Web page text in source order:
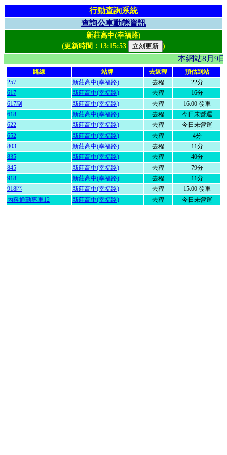
行動查詢系統
查詢公車動態資訊
新莊高中(幸福路)
(更新時間： 13:15:53 )
本網站8月9
路線 站牌 去返程
預估到站
257
新莊高中(幸福路) 去程
22分
617
新莊高中(幸福路) 去程
16分
617副
新莊高中(幸福路) 去程
16:00 發車
618
新莊高中(幸福路) 去程
今日未營運
622
新莊高中(幸福路) 去程
今日未營運
652
新莊高中(幸福路) 去程
4分
803
新莊高中(幸福路) 去程
11分
835
新莊高中(幸福路) 去程
40分
845
新莊高中(幸福路) 去程
79分
918
新莊高中(幸福路) 去程
11分
918區
新莊高中(幸福路) 去程
15:00 發車
內科通勤專車12
新莊高中(幸福路) 去程 今日未營運